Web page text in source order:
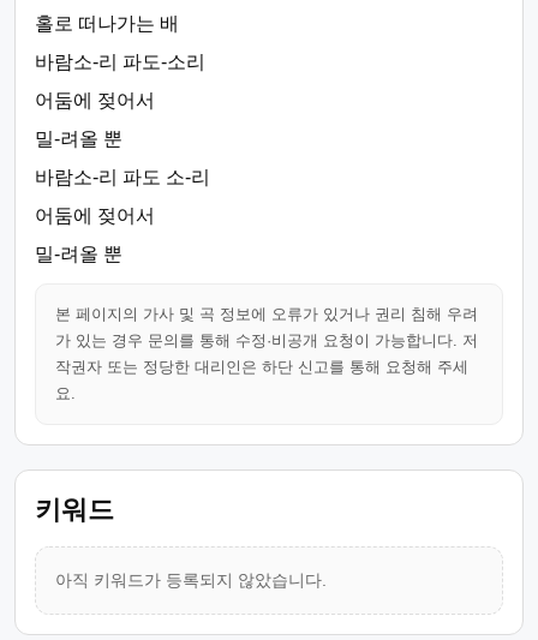
홀로 떠나가는 배
바람소-리 파도-소리
어둠에 젖어서
밀-려올 뿐
바람소-리 파도 소-리
어둠에 젖어서
밀-려올 뿐
본 페이지의 가사 및 곡 정보에 오류가 있거나 권리 침해 우려
가 있는 경우 문의를 통해 수정·비공개 요청이 가능합니다. 저
작권자 또는 정당한 대리인은 하단 신고를 통해 요청해 주세
요.
키워드
아직 키워드가 등록되지 않았습니다.